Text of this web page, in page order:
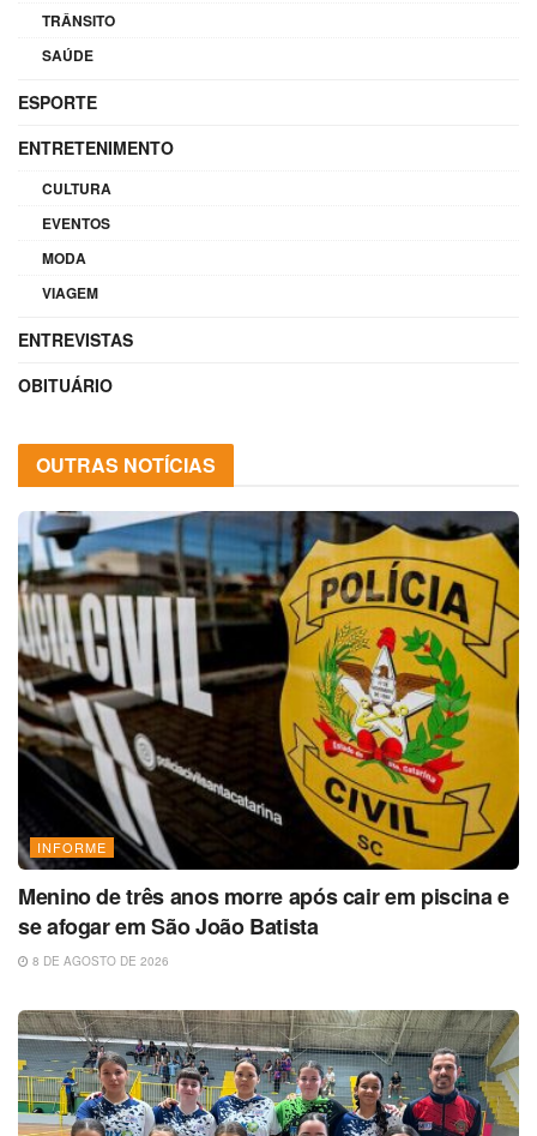
TRÂNSITO
SAÚDE
ESPORTE
ENTRETENIMENTO
CULTURA
EVENTOS
MODA
VIAGEM
ENTREVISTAS
OBITUÁRIO
OUTRAS NOTÍCIAS
INFORME
Menino de três anos morre após cair em piscina e
se afogar em São João Batista
8 DE AGOSTO DE 2026